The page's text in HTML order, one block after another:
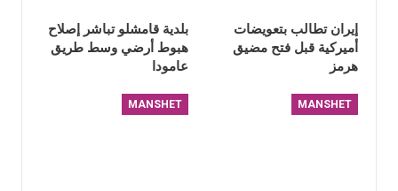
إيران تطالب بتعويضات
أميركية قبل فتح مضيق
هرمز
بلدية قامشلو تباشر إصلاح
هبوط أرضي وسط طريق
عامودا
MANSHET
MANSHET